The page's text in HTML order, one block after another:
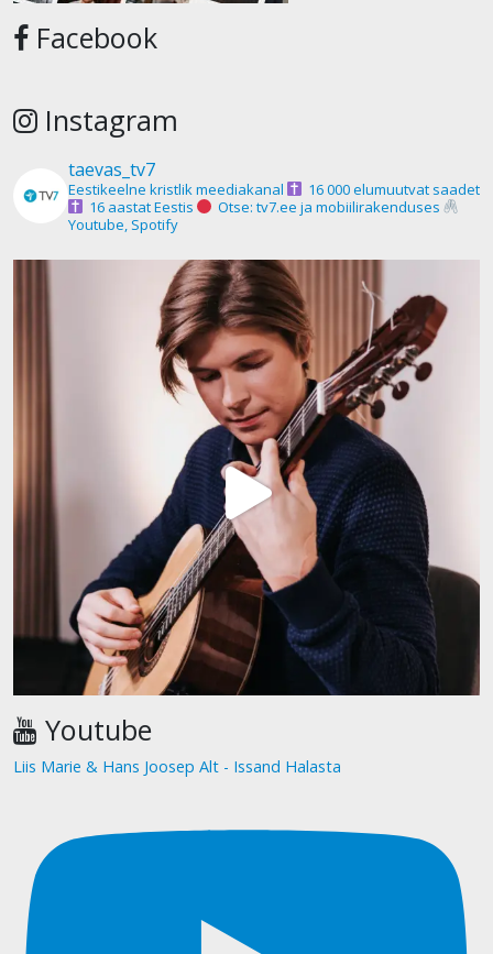
Facebook
Instagram
taevas_tv7
Eestikeelne kristlik meediakanal
16 000 elumuutvat saadet
16 aastat Eestis
Otse: tv7.ee ja mobiilirakenduses
Youtube, Spotify
Youtube
Liis Marie & Hans Joosep Alt - Issand Halasta